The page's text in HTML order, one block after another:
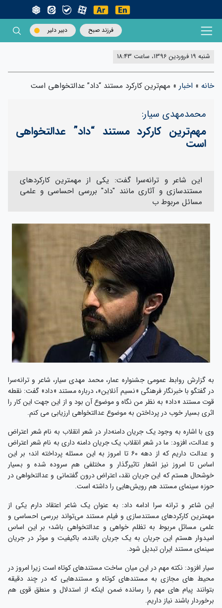
فرزند صبح دبیر دلیر
شنبه 19 فروردین 1396، ساعت 18:43
خانه » اخبار » مهم‌ترین کارکرد مستند “داد” عدالتخواهی است
محمدمهدی سیار:
مهم‌ترین کارکرد مستند “داد” عدالتخواهی
است
این شاعر و ترانه‌سرا گفت: یکی از مهمترین کارکردهای
مستندسازی و آثاری مانند "داد" بررسی احساسی و علمی
مسائل مربوط ب
به گزارش روابط عمومی جشنواره عمار، محمد مهدی سیار، شاعر و ترانه‌سرا
در گفتگو با خبرنگار فرهنگی «نسیم آنلاین»، درباره مستند «داد» گفت: نقطه
قوت مستند «داد» به نظر من نگاه و موضوع آن بود و از این جهت این کار را
اثری بسیار خوب در پرداختن به موضوع عدالتخواهی ارزیابی می کنم.
وی با اشاره به وجود یک جریان دامنه‌دار در شعر انقلاب به نام شعر اعتراض
و عدالت، افزود: ما در شعر انقلاب یک جریان دامنه داری به نام شعر اعتراض
و عدالت داریم که از دهه ۶۰ تا امروز به این مسئله پرداخته اند؛ بر این
اساس تا امروز نیز اشعار تاثیرگذار و مختلفی هم سروده شده و بسیار
خوشحال هستم که این جریان نقد، اعتراض درون گفتمانی و عدالتخواهی در
حوزه سینمای مستند هم رویش‌هایی را داشته است.
این شاعر و ترانه سرا ادامه داد: به عنوان یک شاعر اعتقاد دارم یکی از
مهمترین کارکردهای مستندسازی و فیلم مستند می‌تواند بررسی احساسی و
علمی مسائل مربوط به تظلم خواهی و عدالتخواهی باشد؛ بر این اساس
امیدوار هستم این جریان به یک جریان بالنده، باکیفیت و موثر در جریان
سینمای مستند ایران تبدیل شود.
سیار افزود: نکته مهم در این میان ساخت مستندهای کوتاه است زیرا امروز در
محیط های مجازی به مستندهای کوتاه و مستندهایی که در چند دقیقه
بتوانند پیام های مهم را رسانده ضمن اینکه از استدلال و منطق قوی هم
برخوردار باشند نیاز داریم.